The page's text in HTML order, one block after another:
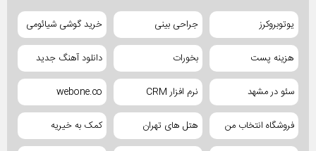
یوتوبروکرز جراحی بینی خرید گوشی شیائومی
هزینه پست بخورات دانلود آهنگ جدید
سئو در مشهد نرم افزار CRM webone.co
فروشگاه انتخاب من هتل های تهران کمک به خیریه